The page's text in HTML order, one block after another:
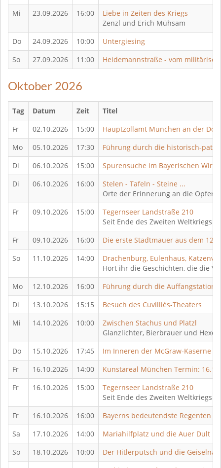
Mi
23.09.2026 16:00
Liebe in Zeiten des Kriegs
Zenzl und Erich Mühsam
Do
24.09.2026 10:00
Untergiesing
So
27.09.2026 11:00 Heidemannstraße - vom
Oktober 2026
Tag Datum Zeit
Titel
Fr
02.10.2026 15:00
Hauptzollamt München an der
Mo
05.10.2026 17:30
Führung durch die historisch-
Di
06.10.2026 15:00
Spurensuche im Bayerischen
Di
06.10.2026 16:00
Stelen - Tafeln - Steine ...
Orte der Erinnerung an die Opfer
Fr
09.10.2026 15:00
Tegernseer Landstraße 210
Seit Ende des Zweiten Weltkriegs
Fr
09.10.2026 16:00
Die erste Stadtmauer aus dem 12.
So
11.10.2026 14:00
Drachenburg, Eulenhaus,
Hört ihr die Geschichten, die die
Mo
12.10.2026 16:00
Führung durch die Auffangstation
Di
13.10.2026 15:15
Besuch des Cuvilliés-Theaters
Mi
14.10.2026 10:00
Zwischen Stachus und Platzl
Glanzlichter, Bierbrauer und Hexen
Do
15.10.2026 17:45
Im Inneren der McGraw-Kaserne
Fr
16.10.2026 14:00
Kunstareal München Termin:
Fr
16.10.2026 15:00
Tegernseer Landstraße 210
Seit Ende des Zweiten Weltkriegs
Fr
16.10.2026 16:00
Bayerns bedeutendste Regenten
Sa
17.10.2026 14:00
Mariahilfplatz und die Auer Dult
So
18.10.2026 10:00
Der Hitlerputsch und die